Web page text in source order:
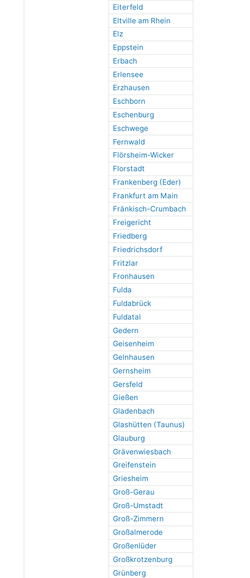
Eiterfeld
Eltville am Rhein
Elz
Eppstein
Erbach
Erlensee
Erzhausen
Eschborn
Eschenburg
Eschwege
Fernwald
Flörsheim-Wicker
Florstadt
Frankenberg (Eder)
Frankfurt am Main
Fränkisch-Crumbach
Freigericht
Friedberg
Friedrichsdorf
Fritzlar
Fronhausen
Fulda
Fuldabrück
Fuldatal
Gedern
Geisenheim
Gelnhausen
Gernsheim
Gersfeld
Gießen
Gladenbach
Glashütten (Taunus)
Glauburg
Grävenwiesbach
Greifenstein
Griesheim
Groß-Gerau
Groß-Umstadt
Groß-Zimmern
Großalmerode
Großenlüder
Großkrotzenburg
Grünberg